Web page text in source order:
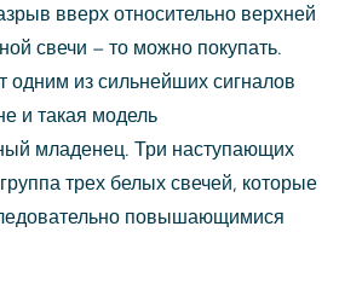
вверх относительно верхней
свечи – то можно покупать.
одним из сильнейших сигналов
и такая модель
младенец. Три наступающих
трех белых свечей, которые
повышающимися